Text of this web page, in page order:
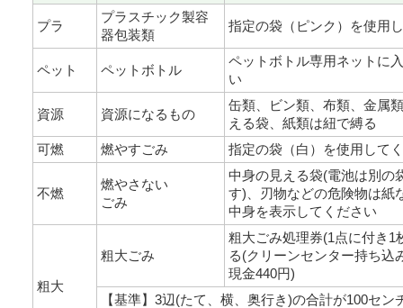
プラ
プラスチック製容
器包装類
指定の袋（ピンク）を使用
ペット ペットボトル
ペットボトル専用ネットに
い
資源 資源になるもの
缶類、ビン類、布類、金属
える袋、紙類は紐で縛る
可燃
燃やすごみ 指定の袋（白）を使用して
不燃
燃やさない
ごみ
中身の見える袋(電池は別の
す)、刃物などの危険物は紙
中身を表示してください
粗大
粗大ごみ
粗大ごみ処理券(1点に付き1
る(クリーンセンター持ち込
現金440円)
【基準】3辺(たて、横、奥行き)の合計が100セン